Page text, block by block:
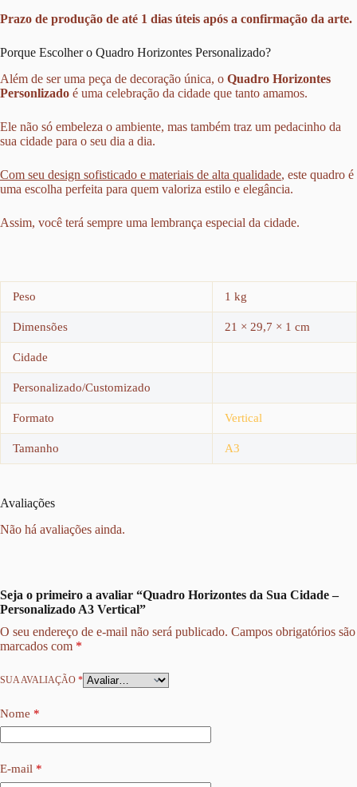
Prazo de produção de até 1 dias úteis após a confirmação da arte.
Porque Escolher o Quadro Horizontes Personalizado?
Além de ser uma peça de decoração única, o Quadro Horizontes
Personlizado é uma celebração da cidade que tanto amamos.
Ele não só embeleza o ambiente, mas também traz um pedacinho da
sua cidade para o seu dia a dia.
Com seu design sofisticado e materiais de alta qualidade, este quadro é
uma escolha perfeita para quem valoriza estilo e elegância.
Assim, você terá sempre uma lembrança especial da cidade.
Peso 1 kg
Dimensões 21 × 29,7 × 1 cm
Cidade
Personalizado/Customizado
Formato Vertical
Tamanho A3
Avaliações
Não há avaliações ainda.
Seja o primeiro a avaliar “Quadro Horizontes da Sua Cidade –
Personalizado A3 Vertical”
O seu endereço de e-mail não será publicado. Campos obrigatórios são
marcados com *
SUA AVALIAÇÃO *
Nome *
E-mail *